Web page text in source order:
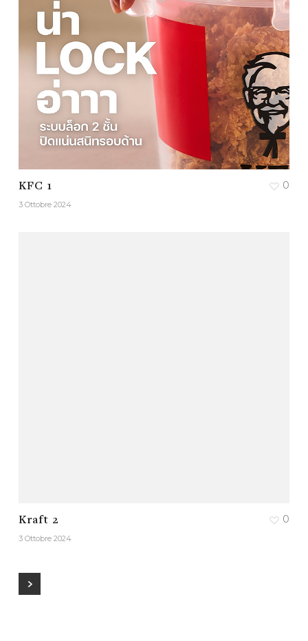
KFC 1
3 Ottobre 2024
0
Kraft 2
3 Ottobre 2024
0